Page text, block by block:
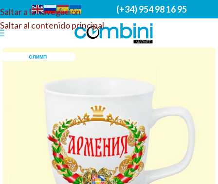
Saltar a la navegación
Saltar al contenido principal
(+34) 954 98 16 95
ОЛИМП